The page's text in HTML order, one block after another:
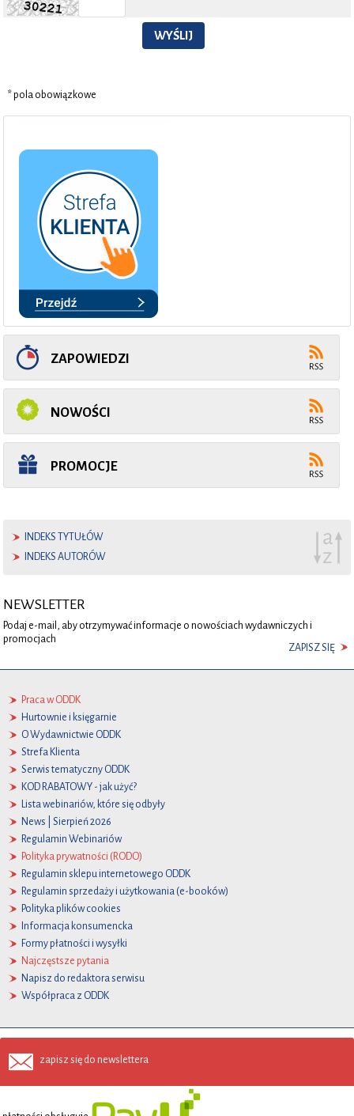
WYŚLIJ
* pola obowiązkowe
ZAPOWIEDZI
NOWOŚCI
PROMOCJE
INDEKS TYTUŁÓW
INDEKS AUTORÓW
NEWSLETTER
Podaj e-mail, aby otrzymywać informacje o nowościach wydawniczych i
promocjach
ZAPISZ SIĘ
Praca w ODDK
Hurtownie i księgarnie
O Wydawnictwie ODDK
Strefa Klienta
Serwis tematyczny ODDK
KOD RABATOWY - jak użyć?
Lista webinariów, które się odbyły
News | Sierpień 2026
Regulamin Webinariów
Polityka prywatności (RODO)
Regulamin sklepu internetowego ODDK
Regulamin sprzedaży i użytkowania (e-booków)
Polityka plików cookies
Informacja konsumencka
Formy płatności i wysyłki
Najczęstsze pytania
Napisz do redaktora serwisu
Współpraca z ODDK
zapisz się do newslettera